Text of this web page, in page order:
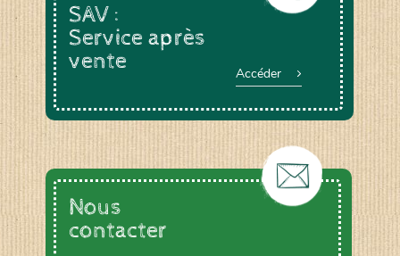
SAV :
Service après
vente
Accéder
Nous
contacter